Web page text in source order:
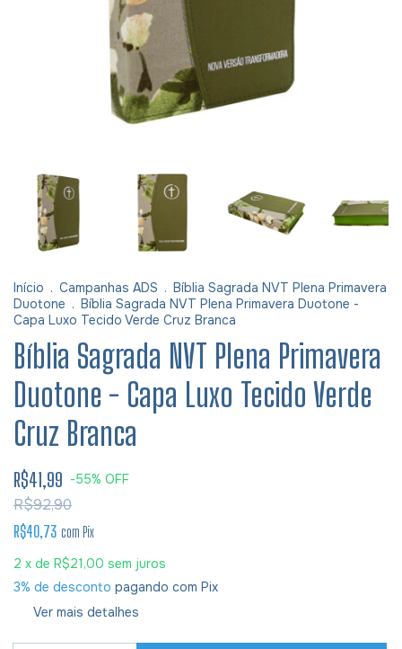
Início . Campanhas ADS . Bíblia Sagrada NVT Plena Primavera
Duotone . Bíblia Sagrada NVT Plena Primavera Duotone -
Capa Luxo Tecido Verde Cruz Branca
Bíblia Sagrada NVT Plena Primavera
Duotone - Capa Luxo Tecido Verde
Cruz Branca
R$41,99 -55% OFF
R$92,90
R$40,73 com Pix
2 x de R$21,00 sem juros
3% de desconto pagando com Pix
Ver mais detalhes